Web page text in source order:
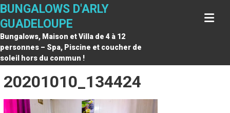
Skip
content
BUNGALOWS D'ARLY
GUADELOUPE
Bungalows, Maison et Villa de 4 à 12
personnes – Spa, Piscine et coucher de
soleil hors du commun !
20201010_134424